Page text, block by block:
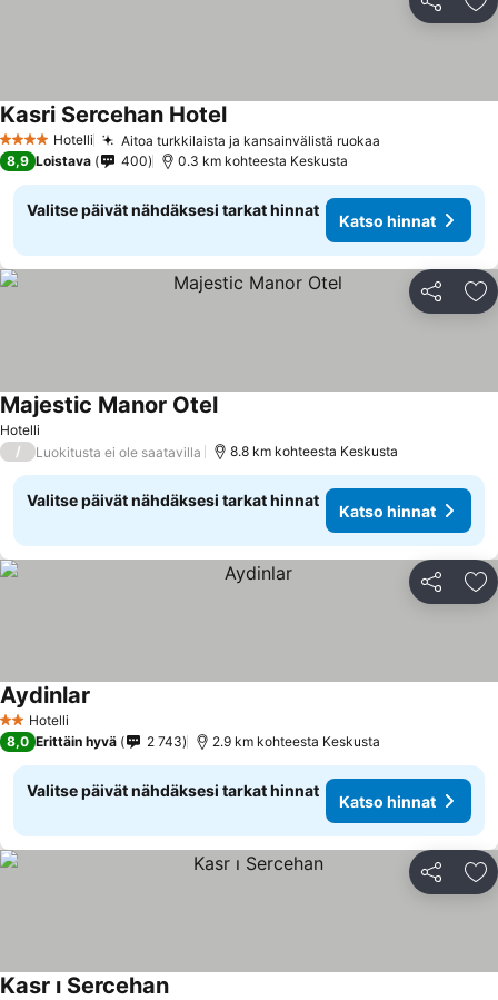
Jaa
4 Tähtiluokitus
Hotelli Aitoa turkkilaista ja kansainvälistä ruokaa
Kasri Sercehan Hotel
8,9 Loistava 400 0.3 km kohteesta Keskusta
Valitse päivät nähdäksesi tarkat hinnat
Katso hinnat
Jaa
Hotelli
Majestic Manor Otel
/ Luokitusta ei ole saatavilla 8.8 km kohteesta Keskusta
Valitse päivät nähdäksesi tarkat hinnat
Katso hinnat
Jaa
2 Tähtiluokitus
Hotelli
Aydinlar
8,0 Erittäin hyvä 2 743 2.9 km kohteesta Keskusta
Valitse päivät nähdäksesi tarkat hinnat
Katso hinnat
Jaa
Kasr ı Sercehan